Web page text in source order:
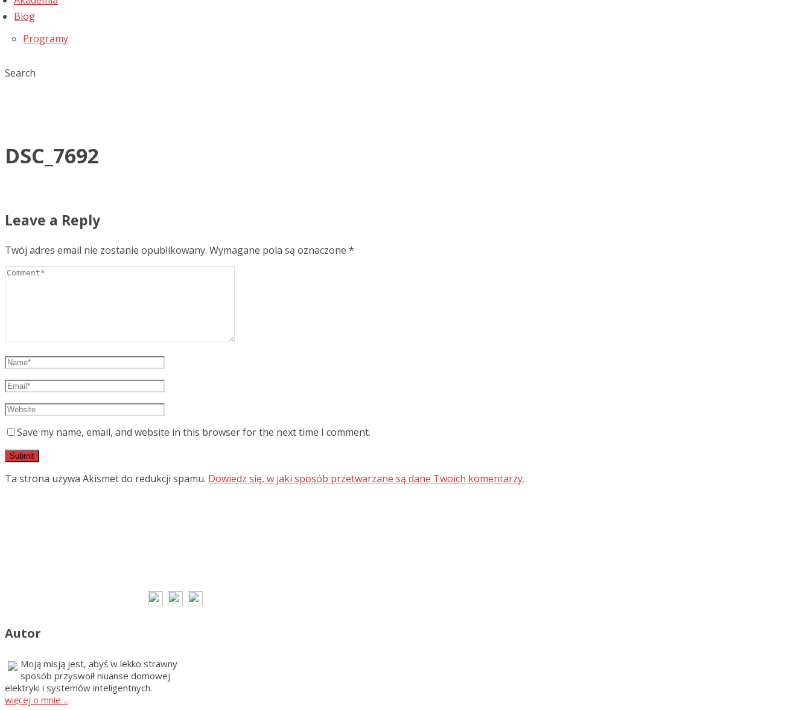
Blog
Programy
Search
DSC_7692
Leave a Reply
Twój adres email nie zostanie opublikowany. Wymagane pola są oznaczone *
Save my name, email, and website in this browser for the next time I comment.
Ta strona używa Akismet do redukcji spamu. Dowiedz się, w jaki sposób przetwarzane są dane Twoich komentarzy.
Autor
Moją misją jest, abyś w lekko strawny
sposób przyswoił niuanse domowej
elektryki i systemów inteligentnych.
więcej o mnie…